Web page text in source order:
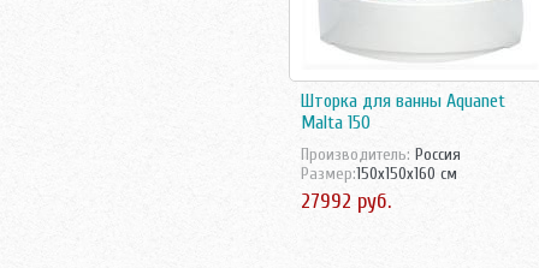
Шторка для ванны Aquanet
Malta 150
Производитель: Россия
Размер:150x150x160 см
27992 руб.